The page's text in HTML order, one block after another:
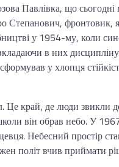
Павлівка, що сьогодні
Степанович,
у 1954-му, коли
в них
у хлопця
край, де люди звикли
він обрав небо. У
Небесний простір
політ вчив приймати